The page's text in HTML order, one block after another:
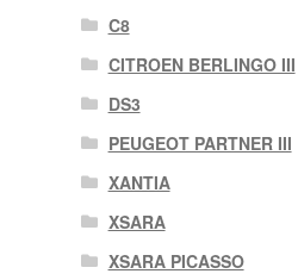
C8
CITROEN BERLINGO III
DS3
PEUGEOT PARTNER III
XANTIA
XSARA
XSARA PICASSO